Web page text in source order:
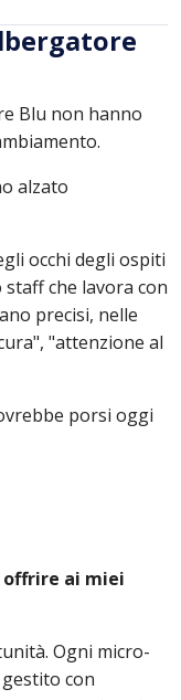
Blu non hanno
alzato
occhi degli ospiti
che lavora con
precisi, nelle
"attenzione al
porsi oggi
offrire ai miei
Ogni micro-
con